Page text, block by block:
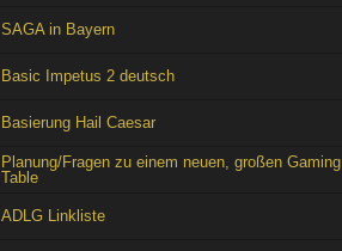
SAGA in Bayern
Basic Impetus 2 deutsch
Basierung Hail Caesar
Planung/Fragen zu einem neuen, großen Gaming
Table
ADLG Linkliste